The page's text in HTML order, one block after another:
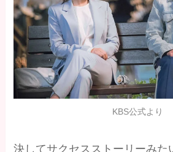
KBS公式より
決してサクセスストーリーみた